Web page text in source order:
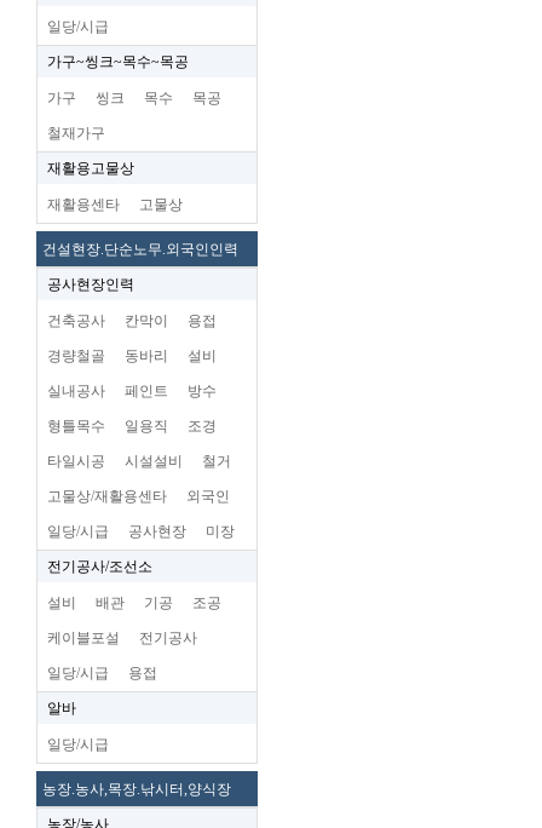
일당/시급
가구~씽크~목수~목공
가구 씽크 목수 목공
철재가구
재활용고물상
재활용센타 고물상
건설현장.단순노무.외국인인력
공사현장인력
건축공사 칸막이 용접
경량철골 동바리 설비
실내공사 페인트 방수
형틀목수 일용직 조경
타일시공 시설설비 철거
고물상/재활용센타 외국인
일당/시급 공사현장 미장
전기공사/조선소
설비 배관 기공 조공
케이블포설 전기공사
일당/시급 용접
알바
일당/시급
농장.농사,목장.낚시터,양식장
농장/농사